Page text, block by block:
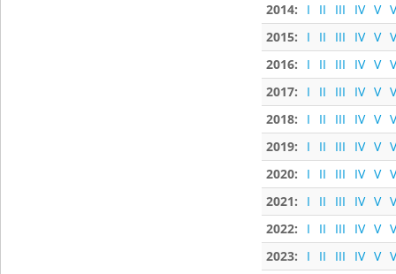
2014:
I II III IV V
2015:
I II III IV V
2016:
I II III IV V
2017:
I II III IV V
2018:
I II III IV V
2019:
I II III IV V
2020:
I II III IV V
2021:
I II III IV V
2022:
I II III IV V
2023:
I II III IV V